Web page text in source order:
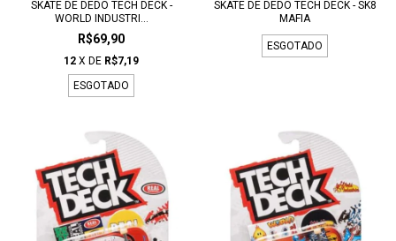
SKATE DE DEDO TECH DECK -
WORLD INDUSTRI...
R$69,90
12 X DE R$7,19
ESGOTADO
SKATE DE DEDO TECH DECK - SK8
MAFIA
ESGOTADO